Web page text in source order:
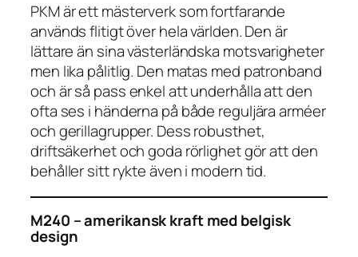
PKM är ett mästerverk som fortfarande
används flitigt över hela världen. Den är
lättare än sina västerländska motsvarigheter
men lika pålitlig. Den matas med patronband
och är så pass enkel att underhålla att den
ofta ses i händerna på både reguljära arméer
och gerillagrupper. Dess robusthet,
driftsäkerhet och goda rörlighet gör att den
behåller sitt rykte även i modern tid.
M240 – amerikansk kraft med belgisk
design